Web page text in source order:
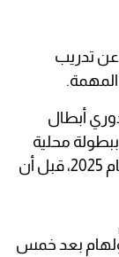
عن تدريب
أبطال
70 عامًا للتتويج ببطولة محلية
كبرى بعدما حصد كأس الرابطة الإنجليزية عام 2025، قبل أن
بعد خمس